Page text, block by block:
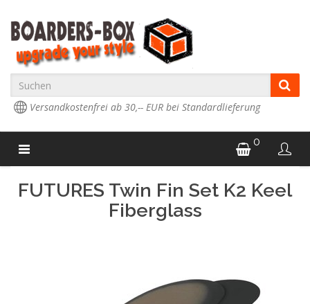
Versandkostenfrei ab 30,-- EUR bei Standardlieferung
0
FUTURES Twin Fin Set K2 Keel
Fiberglass